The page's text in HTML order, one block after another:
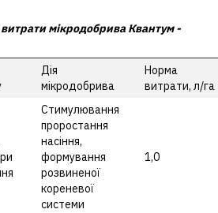
мікродобрива Квантум -
Дія
мікродобрива
Норма
витрати, л/га
Стимулювання
проростання
насіння,
формування
розвиненої
кореневої
системи
1,0